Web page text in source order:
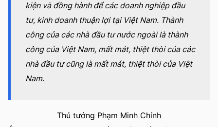
kiện và đồng hành để các doanh nghiệp đầu
tư, kinh doanh thuận lợi tại Việt Nam. Thành
công của các nhà đầu tư nước ngoài là thành
công của Việt Nam, mất mát, thiệt thòi của các
nhà đầu tư cũng là mất mát, thiệt thòi của Việt
Nam.
Thủ tướng Phạm Minh Chính